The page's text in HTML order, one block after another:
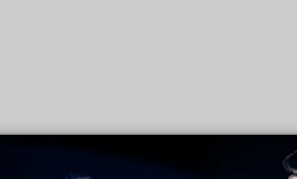
Richtlinien und Verfahren zur